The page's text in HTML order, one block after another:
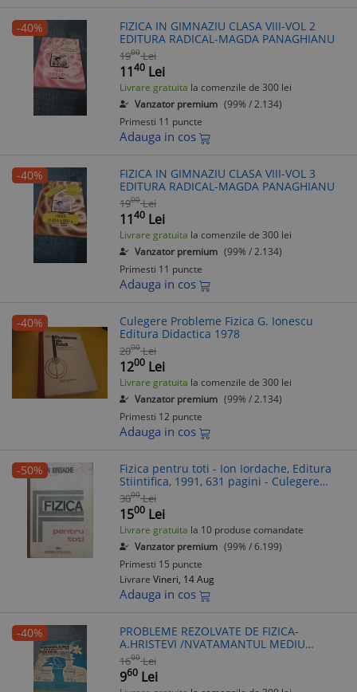
-40%
FIZICA IN GIMNAZIU CLASA VIII-VOL 2
EDITURA RADICAL-MAGDA PANAGHIANU
1900 Lei
1140 Lei
Livrare gratuita la comenzile de 300 lei
Vanzator premium (99% / 2.134)
Primesti 11 puncte
Adauga in cos
-40%
FIZICA IN GIMNAZIU CLASA VIII-VOL 3
EDITURA RADICAL-MAGDA PANAGHIANU
1900 Lei
1140 Lei
Livrare gratuita la comenzile de 300 lei
Vanzator premium (99% / 2.134)
Primesti 11 puncte
Adauga in cos
-40%
Culegere Probleme Fizica G. Ionescu
Editura Didactica 1978
2000 Lei
1200 Lei
Livrare gratuita la comenzile de 300 lei
Vanzator premium (99% / 2.134)
Primesti 12 puncte
Adauga in cos
-50%
Fizica pentru toti - Ion Iordache, Editura
Stiintifica, 1991, 631 pagini - Culegere
exercitii fizica
3000 Lei
1500 Lei
Livrare gratuita la 10 produse comandate
Vanzator premium (99% / 6.199)
Primesti 15 puncte
Livrare Vineri, 14 Aug
Adauga in cos
-40%
PROBLEME REZOLVATE DE FIZICA-
A.HRISTEVI /NVATAMANTUL MEDIU
/FORMAT MARE
1600 Lei
960 Lei